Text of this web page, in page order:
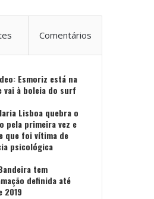
Comentários
Esmoriz está na
vai à boleia do surf
Lisboa quebra o
pela primeira vez e
que foi vítima de
psicológica
tem
definida até
2019